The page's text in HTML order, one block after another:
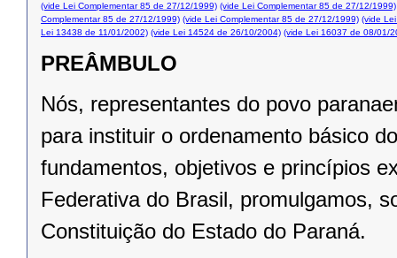
(vide Lei Complementar 85 de 27/12/1999) (vide Lei Complementar 85 de 27/12/1999)
Complementar 85 de 27/12/1999) (vide Lei Complementar 85 de 27/12/1999) (vide
Lei 13438 de 11/01/2002) (vide Lei 14524 de 26/10/2004) (vide Lei 16037 de 08/01/
PREÂMBULO
Nós, representantes do povo
para instituir o ordenamento básico
fundamentos, objetivos e princípios
Federativa do Brasil, promulgamos,
Constituição do Estado do Paraná.